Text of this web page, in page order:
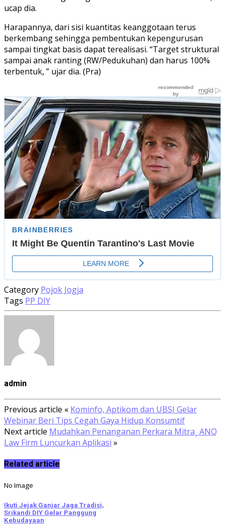
ucap dia.
Harapannya, dari sisi kuantitas keanggotaan terus
berkembang sehingga pembentukan kepengurusan
sampai tingkat basis dapat terealisasi. “Target struktural
sampai anak ranting (RW/Pedukuhan) dan harus 100%
terbentuk, ” ujar dia. (Pra)
Category Pojok Jogja
Tags PP DIY
admin
Previous article « Kominfo, Aptikom dan UBSI Gelar
Webinar Beri Tips Cegah Gaya Hidup Konsumtif
Next article Mudahkan Penanganan Perkara Mitra¸ ANQ
Law Firm Luncurkan Aplikasi »
Related article
No Image
Ikuti Jejak Ganjar Jaga Tradisi,
Srikandi DIY Gelar Panggung
Kebudayaan